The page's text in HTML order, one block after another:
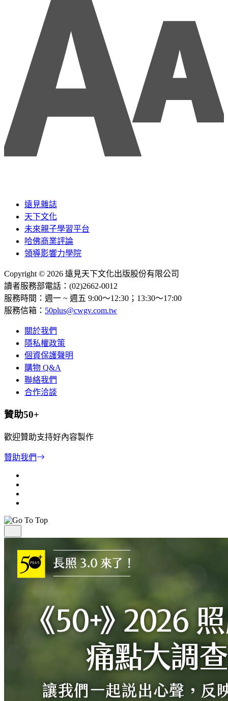
遠見雜誌
天下文化
未來親子學習平台
哈佛商業評論
領導影響力學院
Copyright © 2026 遠見天下文化出版股份有限公司
讀者服務部電話：(02)2662-0012
服務時間：週一 ~ 週五 9:00～12:30；13:30～17:00
服務信箱： 50plus@cwgv.com.tw
關於我們
隱私權政策
個資保護聲明
購物 Q&A
聯絡我們
合作洽談
贊助50+
歡迎贊助支持好內容製作
贊助我們